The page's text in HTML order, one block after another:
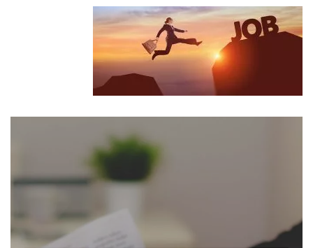
כנסים ואירועים
לכל העוסקים בתעשיית הסמיקונדקטור כולל מהנדסים,